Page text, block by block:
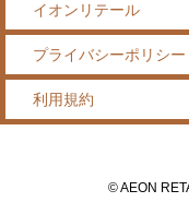
イオンリテール
プライバシーポリシー
利用規約
© AEON